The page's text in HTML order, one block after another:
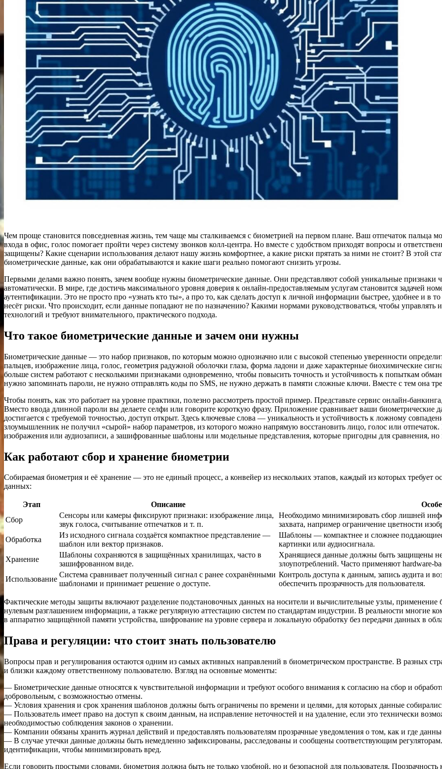
Чем проще становится повседневная жизнь, тем чаще мы сталкиваемся с биометрией на первом плане. Ваш отпечаток пальца
входа в офис, голос помогает пройти через систему звонков колл-центра. Но вместе с удобством приходят вопросы и
защищены? Какие сценарии использования делают нашу жизнь комфортнее, а какие риски прятать за ними не стоит? В этой
биометрические данные, как они обрабатываются и какие шаги реально помогают снизить угрозы.
Первыми делами важно понять, зачем вообще нужны биометрические данные. Они представляют собой уникальные признаки
автоматически. В мире, где достичь максимального уровня доверия к онлайн-предоставляемым услугам становится задачей
аутентификации. Это не просто про «узнать кто ты», а про то, как сделать доступ к личной информации быстрее, удобнее и в
несёт риски. Что происходит, если данные попадают не по назначению? Какими нормами руководствоваться, чтобы
технологий и требуют внимательного, практического подхода.
Что такое биометрические данные и зачем они нужны
Биометрические данные — это набор признаков, по которым можно однозначно или с высокой степенью уверенности
пальцев, изображение лица, голос, геометрия радужной оболочки глаза, форма ладони и даже характерные биохимические
больше систем работают с несколькими признаками одновременно, чтобы повысить точность и устойчивость к попыткам
нужно запоминать пароли, не нужно отправлять коды по SMS, не нужно держать в памяти сложные ключи. Вместе с тем она
Чтобы понять, как это работает на уровне практики, полезно рассмотреть простой пример. Представьте сервис онлайн-
Вместо ввода длинной пароли вы делаете селфи или говорите короткую фразу. Приложение сравнивает ваши биометрические
достигается с требуемой точностью, доступ открыт. Здесь ключевые слова — уникальность и устойчивость к ложному
злоумышленник не получил «сырой» набор параметров, из которого можно напрямую восстановить лицо, голос или
изображения или аудиозаписи, а зашифрованные шаблоны или модельные представления, которые пригодны для сравнения,
Как работают сбор и хранение биометрии
Собираемая биометрия и её хранение — это не единый процесс, а конвейер из нескольких этапов, каждый из которых требует
данных:
Этап Описание
Сбор
Сенсоры или камеры фиксируют признаки: изображение лица,
звук голоса, считывание отпечатков и т. п.
Необходимо минимизировать сбор лишней
захвата, например ограничение цветности
Обработка
Из исходного сигнала создаётся компактное представление —
шаблон или вектор признаков.
Шаблоны — компактнее и сложнее
картинки или аудиосигнала.
Хранение
Шаблоны сохраняются в защищённых хранилищах, часто в
зашифрованном виде.
Хранящиеся данные должны быть защищены
злоупотреблений. Часто применяют hardware-
Использование
Система сравнивает полученный сигнал с ранее сохранёнными
шаблонами и принимает решение о доступе.
Контроль доступа к данным, запись аудита и
обеспечить прозрачность для пользователя.
Фактические методы защиты включают разделение подстановочных данных на носители и вычислительные узлы, применение
нулевым разглашением информации, а также регулярную аттестацию систем по стандартам индустрии. В реальности многие
в аппаратно защищённой памяти устройства, шифрование на уровне сервера и локальную обработку без передачи данных в
Права и регуляции: что стоит знать пользователю
Вопросы прав и регулирования остаются одним из самых активных направлений в биометрическом пространстве. В разных
и близки каждому ответственному пользователю. Взгляд на основные моменты:
— Биометрические данные относятся к чувствительной информации и требуют особого внимания к согласию на сбор и
добровольным, с возможностью отмены.
— Условия хранения и срок хранения шаблонов должны быть ограничены по времени и целями, для которых данные
— Пользователь имеет право на доступ к своим данным, на исправление неточностей и на удаление, если это технически
необходимостью соблюдения законов о хранении.
— Компании обязаны хранить журнал действий и предоставлять пользователям прозрачные уведомления о том, как и где
— В случае утечки данные должны быть немедленно зафиксированы, расследованы и сообщены соответствующим
идентификации, чтобы минимизировать вред.
Если говорить простыми словами, биометрия должна быть не только удобной, но и безопасной для пользователя.